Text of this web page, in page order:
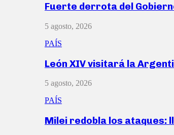
Fuerte derrota del
5 agosto, 2026
PAÍS
León XIV visitará la
5 agosto, 2026
PAÍS
Milei redobla los ataques: